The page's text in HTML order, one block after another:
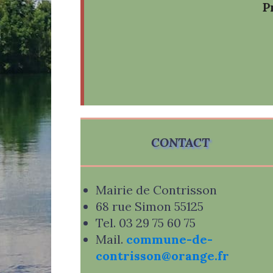
CONTACT
Mairie de Contrisson
68 rue Simon 55125
Tel. 03 29 75 60 75
Mail. commune-de-
contrisson@orange.fr